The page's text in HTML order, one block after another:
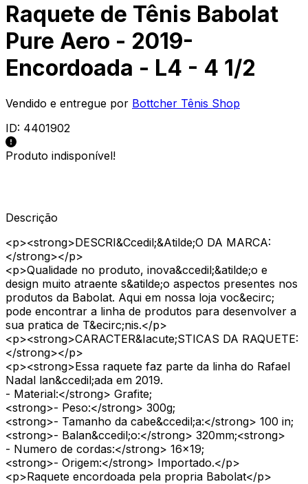
Raquete de Tênis Babolat
Pure Aero - 2019-
Encordoada - L4 - 4 1/2
Vendido e entregue por Bottcher Tênis Shop
ID: 4401902
Produto indisponível!
Descrição
<p><strong>DESCRI&Ccedil;&Atilde;O DA MARCA:
</strong></p>
<p>Qualidade no produto, inova&ccedil;&atilde;o e
design muito atraente s&atilde;o aspectos presentes nos
produtos da Babolat. Aqui em nossa loja voc&ecirc;
pode encontrar a linha de produtos para desenvolver a
sua pratica de T&ecirc;nis.</p>
<p><strong>CARACTER&Iacute;STICAS DA RAQUETE:
</strong></p>
<p><strong>Essa raquete faz parte da linha do Rafael
Nadal lan&ccedil;ada em 2019.
- Material:</strong> Grafite;
<strong>- Peso:</strong> 300g;
<strong>- Tamanho da cabe&ccedil;a:</strong> 100 in;
<strong>- Balan&ccedil;o:</strong> 320mm;<strong>
- Numero de cordas:</strong> 16x19;
<strong>- Origem:</strong> Importado.</p>
<p>Raquete encordoada pela propria Babolat</p>